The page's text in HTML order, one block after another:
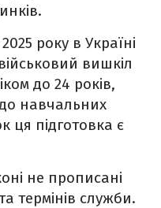
року в Україні
вишкіл
до 24 років,
навчальних
ця підготовка є
не прописані
термінів служби.